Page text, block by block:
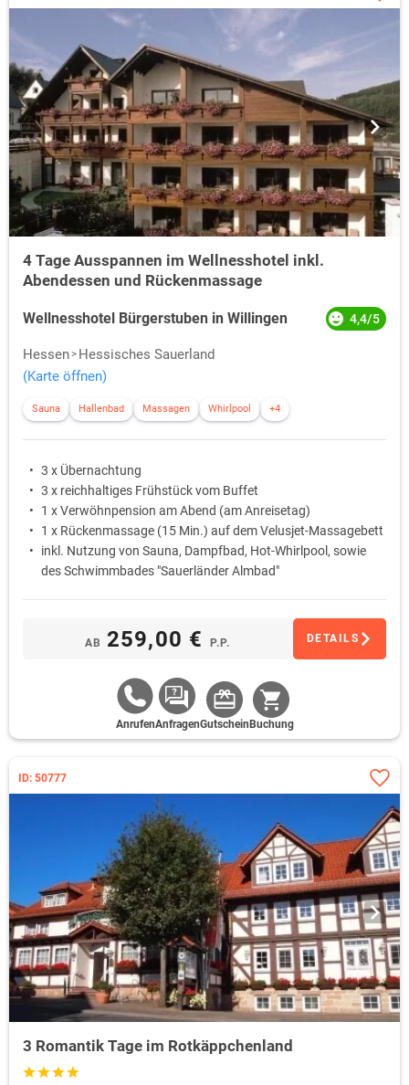
4 Tage Ausspannen im Wellnesshotel inkl.
Abendessen und Rückenmassage
Wellnesshotel Bürgerstuben in Willingen 4,4/5
Hessen
Hessisches Sauerland
(Karte öffnen)
Sauna Hallenbad Massagen Whirlpool +4
3 x Übernachtung
3 x reichhaltiges Frühstück vom Buffet
1 x Verwöhnpension am Abend (am Anreisetag)
1 x Rückenmassage (15 Min.) auf dem Velusjet-Massagebett
inkl. Nutzung von Sauna, Dampfbad, Hot-Whirlpool, sowie
des Schwimmbades "Sauerländer Almbad"
AB 259,00 € P.P. DETAILS
AnrufenAnfragenGutschein Buchung
ID: 50777
3 Romantik Tage im Rotkäppchenland